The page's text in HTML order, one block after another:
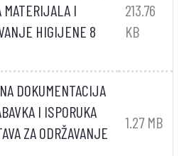
MATERIJALA I
HIGIJENE 8
213.76
KB
DOKUMENTACIJA
I ISPORUKA
ZA ODRŽAVANJE
1.27 MB